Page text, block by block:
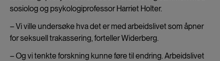
sosiolog og psykologiprofessor Harriet Holter.
– Vi ville undersøke hva det er med arbeidslivet som åpner
for seksuell trakassering, forteller Widerberg.
– Og vi tenkte forskning kunne føre til endring. Arbeidslivet